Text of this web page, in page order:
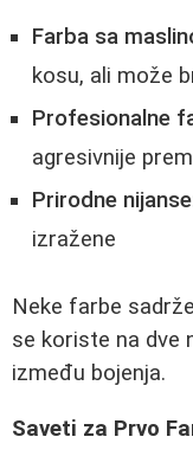
Farba sa
kosu, ali može
Profesionalne
agresivnije
Prirodne
izražene
Neke farbe
se koriste na dve
između bojenja.
Saveti za Prvo